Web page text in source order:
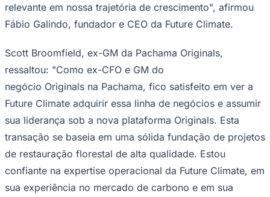
relevante em nossa trajetória de crescimento", afirmou
Fábio Galindo, fundador e CEO da Future Climate.
Scott Broomfield, ex-GM da Pachama Originals,
ressaltou: "Como ex-CFO e GM do
negócio Originals na Pachama, fico satisfeito em ver a
Future Climate adquirir essa linha de negócios e assumir
sua liderança sob a nova plataforma Originals. Esta
transação se baseia em uma sólida fundação de projetos
de restauração florestal de alta qualidade. Estou
confiante na expertise operacional da Future Climate, em
sua experiência no mercado de carbono e em sua